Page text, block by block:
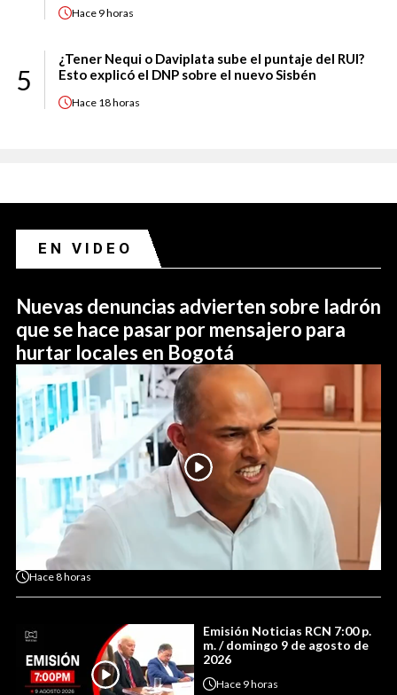
Hace 9 horas
5
¿Tener Nequi o Daviplata sube el puntaje del RUI?
Esto explicó el DNP sobre el nuevo Sisbén
Hace 18 horas
EN VIDEO
Nuevas denuncias advierten sobre ladrón
que se hace pasar por mensajero para
hurtar locales en Bogotá
Hace8 horas
Emisión Noticias RCN 7:00 p.
m. / domingo 9 de agosto de
2026
Hace 9 horas